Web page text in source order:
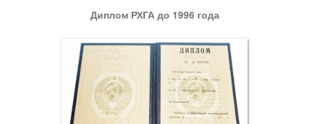
Диплом РХГА до 1996 года